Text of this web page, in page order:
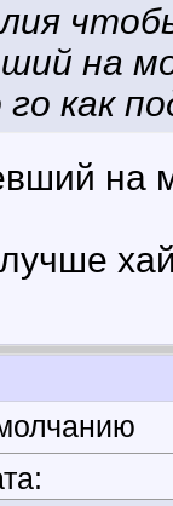
на
го как
на